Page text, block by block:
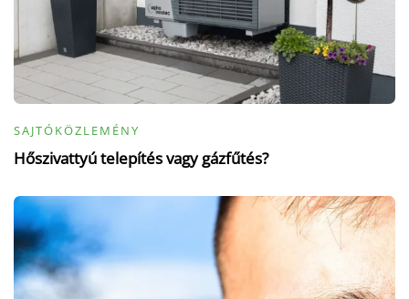
SAJTÓKÖZLEMÉNY
Hőszivattyú telepítés vagy gázfűtés?